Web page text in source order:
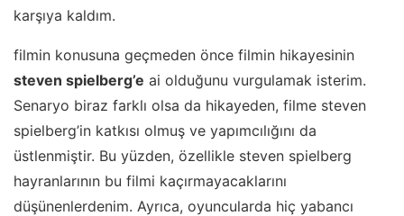
karşıya kaldım.
filmin konusuna geçmeden önce filmin hikayesinin
steven spielberg’e ai olduğunu vurgulamak isterim.
Senaryo biraz farklı olsa da hikayeden, filme steven
spielberg’in katkısı olmuş ve yapımcılığını da
üstlenmiştir. Bu yüzden, özellikle steven spielberg
hayranlarının bu filmi kaçırmayacaklarını
düşünenlerdenim. Ayrıca, oyuncularda hiç yabancı